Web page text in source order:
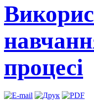
процесі